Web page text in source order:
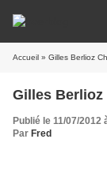
Accueil » Gilles Berlioz
Gilles Berlioz
Publié le 11/07/2012
Par Fred